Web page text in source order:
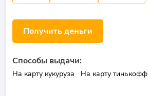
Получить деньги
Способы выдачи:
На карту кукуруза На карту тинькофф